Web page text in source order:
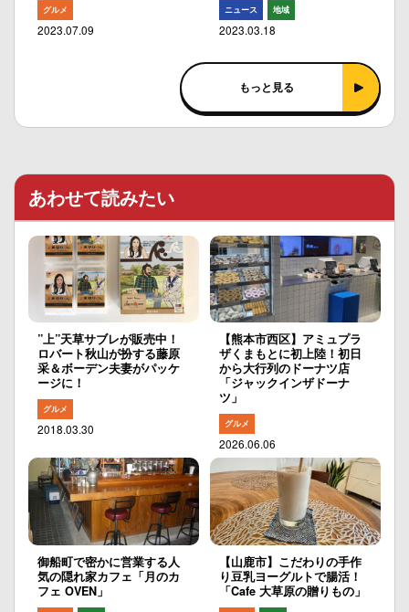
グルメ
2023.07.09
ニュース 地域
2023.03.18
もっと見る
あわせて読みたい
”上”天草サブレが販売中！
ロバート秋山が扮する藤原
采＆ボーデン夫妻がパッケ
ージに！
グルメ
2018.03.30
【熊本市西区】アミュプラ
ザくまもとに初上陸！初日
から大行列のドーナツ店
「ジャックインザドーナ
ツ」
グルメ
2026.06.06
御船町で密かに営業する人
気の隠れ家カフェ「月のカ
フェ OVEN」
【山鹿市】こだわりの手作
り豆乳ヨーグルトで腸活！
「Cafe 大草原の贈りもの」